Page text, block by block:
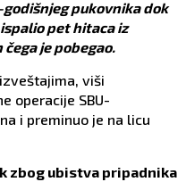
pukovnika dok
pet hitaca iz
je pobegao.
viši
operacije SBU-
i preminuo je na licu
zbog ubistva pripadnika